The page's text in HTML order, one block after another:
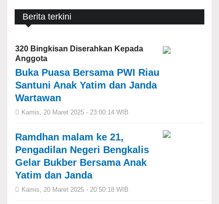
Berita terkini
320 Bingkisan Diserahkan Kepada
Anggota
Buka Puasa Bersama PWI Riau
Santuni Anak Yatim dan Janda
Wartawan
Kamis, 20 Maret 2025 - 23:00:14 WIB
Ramdhan malam ke 21,
Pengadilan Negeri Bengkalis
Gelar Bukber Bersama Anak
Yatim dan Janda
Kamis, 20 Maret 2025 - 20:50:18 WIB